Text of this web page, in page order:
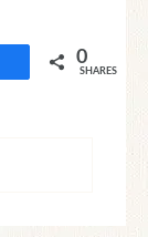
Share 0
SHARES